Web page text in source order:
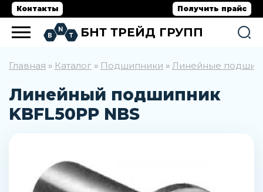
Контакты Получить прайс
БНТ ТРЕЙД ГРУПП
Главная » Каталог » Подшипники » Линейные
Линейный подшипник
KBFL50PP NBS